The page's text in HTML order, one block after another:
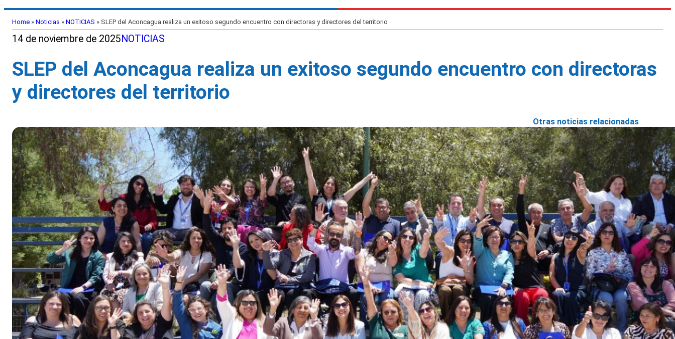
Home » Noticias » NOTICIAS » SLEP del Aconcagua realiza un exitoso segundo encuentro con directoras y directores del territorio
14 de noviembre de 2025NOTICIAS
SLEP del Aconcagua realiza un exitoso segundo encuentro con directoras
y directores del territorio
Otras noticias relacionadas